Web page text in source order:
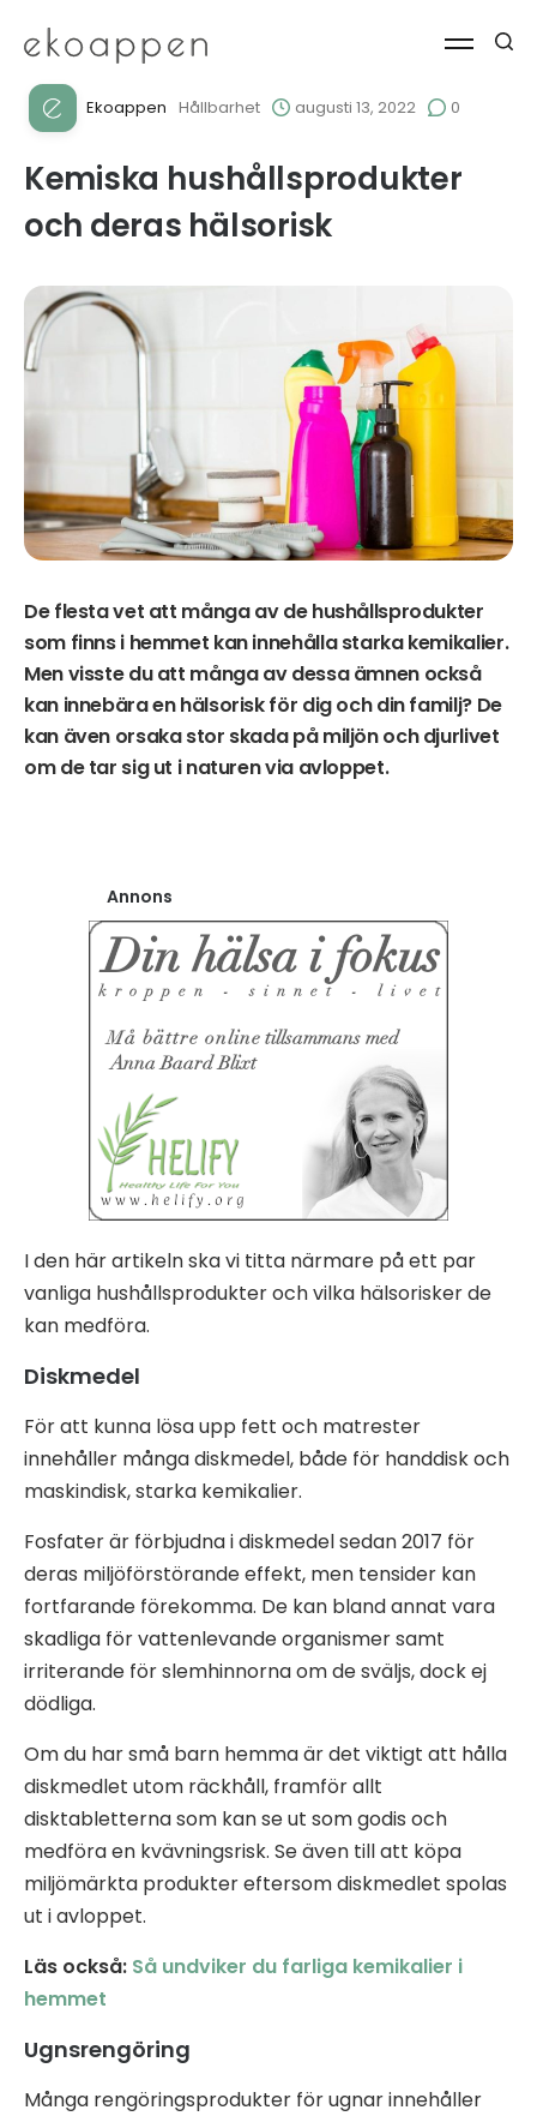
Ekoappen Hållbarhet augusti 13, 2022 0
Kemiska hushållsprodukter
och deras hälsorisk
De flesta vet att många av de hushållsprodukter
som finns i hemmet kan innehålla starka kemikalier.
Men visste du att många av dessa ämnen också
kan innebära en hälsorisk för dig och din familj? De
kan även orsaka stor skada på miljön och djurlivet
om de tar sig ut i naturen via avloppet.
Annons
I den här artikeln ska vi titta närmare på ett par
vanliga hushållsprodukter och vilka hälsorisker de
kan medföra.
Diskmedel
För att kunna lösa upp fett och matrester
innehåller många diskmedel, både för handdisk och
maskindisk, starka kemikalier.
Fosfater är förbjudna i diskmedel sedan 2017 för
deras miljöförstörande effekt, men tensider kan
fortfarande förekomma. De kan bland annat vara
skadliga för vattenlevande organismer samt
irriterande för slemhinnorna om de sväljs, dock ej
dödliga.
Om du har små barn hemma är det viktigt att hålla
diskmedlet utom räckhåll, framför allt
disktabletterna som kan se ut som godis och
medföra en kvävningsrisk. Se även till att köpa
miljömärkta produkter eftersom diskmedlet spolas
ut i avloppet.
Läs också: Så undviker du farliga kemikalier i
hemmet
Ugnsrengöring
Många rengöringsprodukter för ugnar innehåller